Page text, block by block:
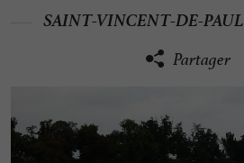
SAINT-VINCENT-DE-PAUL
Partager